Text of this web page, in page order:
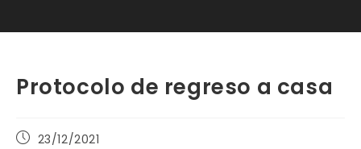
Protocolo de regreso a casa
Publicación
23/12/2021